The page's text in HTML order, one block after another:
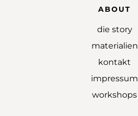
ABOUT
die story
materialien
kontakt
impressum
workshops